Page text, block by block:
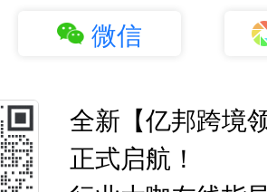
微信
全新【亿邦跨境
正式启航！